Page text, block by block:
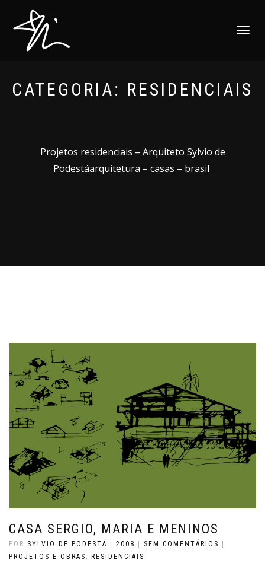
ALTERNAR
CATEGORIA: RESIDENCIAIS
Projetos residenciais – Arquiteto Sylvio de
Podestáarquitetura – casas – brasil
CASA SERGIO, MARIA E MENINOS
POR SYLVIO DE PODESTÁ | 2008 | SEM COMENTÁRIOS |
PROJETOS E OBRAS
RESIDENCIAIS